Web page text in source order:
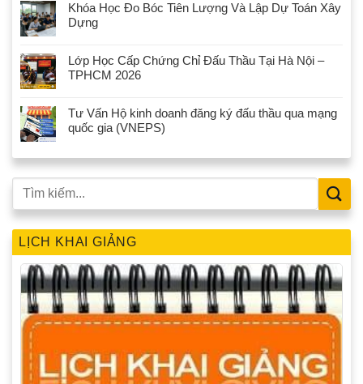
Khóa Học Đo Bóc Tiên Lượng Và Lập Dự Toán Xây
Dựng
Lớp Học Cấp Chứng Chỉ Đấu Thầu Tại Hà Nội –
TPHCM 2026
Tư Vấn Hộ kinh doanh đăng ký đấu thầu qua mạng
quốc gia (VNEPS)
LỊCH KHAI GIẢNG